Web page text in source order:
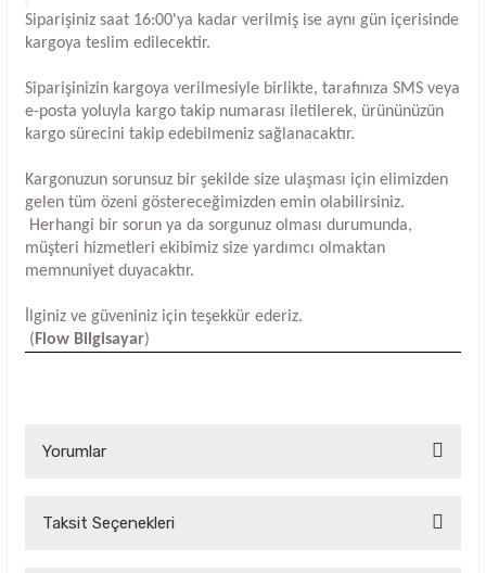
Siparişiniz saat 16:00'ya kadar verilmiş ise aynı gün içerisinde
kargoya teslim edilecektir.
Siparişinizin kargoya verilmesiyle birlikte, tarafınıza SMS veya
e-posta yoluyla kargo takip numarası iletilerek, ürününüzün
kargo sürecini takip edebilmeniz sağlanacaktır.
Kargonuzun sorunsuz bir şekilde size ulaşması için elimizden
gelen tüm özeni göstereceğimizden emin olabilirsiniz.
Herhangi bir sorun ya da sorgunuz olması durumunda,
müşteri hizmetleri ekibimiz size yardımcı olmaktan
memnuniyet duyacaktır.
İlginiz ve güveniniz için teşekkür ederiz.
( Flow Bilgisayar)
Yorumlar
Bu ürüne ilk yorumu siz yapın!
Taksit Seçenekleri